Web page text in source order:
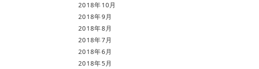
2018年10月
2018年9月
2018年8月
2018年7月
2018年6月
2018年5月